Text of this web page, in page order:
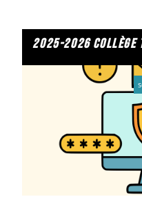
2025-2026 collège trois